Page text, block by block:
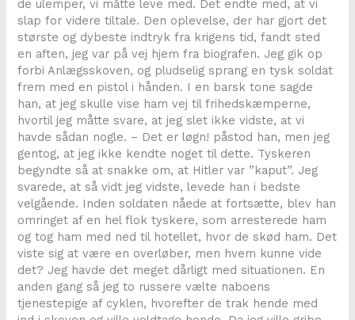
de ulemper, vi måtte leve med. Det endte med, at vi
slap for videre tiltale. Den oplevelse, der har gjort det
største og dybeste indtryk fra krigens tid, fandt sted
en aften, jeg var på vej hjem fra biografen. Jeg gik op
forbi Anlægsskoven, og pludselig sprang en tysk soldat
frem med en pistol i hånden. I en barsk tone sagde
han, at jeg skulle vise ham vej til frihedskæmperne,
hvortil jeg måtte svare, at jeg slet ikke vidste, at vi
havde sådan nogle. – Det er løgn! påstod han, men jeg
gentog, at jeg ikke kendte noget til dette. Tyskeren
begyndte så at snakke om, at Hitler var ”kaput”. Jeg
svarede, at så vidt jeg vidste, levede han i bedste
velgående. Inden soldaten nåede at fortsætte, blev han
omringet af en hel flok tyskere, som arresterede ham
og tog ham med ned til hotellet, hvor de skød ham. Det
viste sig at være en overløber, men hvem kunne vide
det? Jeg havde det meget dårligt med situationen. En
anden gang så jeg to russere vælte naboens
tjenestepige af cyklen, hvorefter de trak hende med